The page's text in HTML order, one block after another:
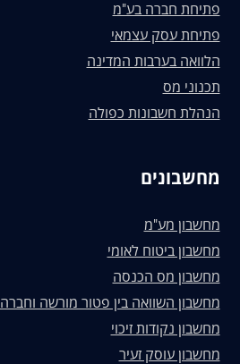
פתיחת חברה בע"מ
פתיחת עסק עצמאי
הלוואה בערבות המדינה
תכנוני מס
הנהלת חשבונות כפולה
מחשבונים
מחשבון מע"מ
מחשבון ביטוח לאומי
מחשבון מס הכנסה
מחשבון השוואה בין פטור מורשה וחברה
מחשבון נקודות זיכוי
מחשבון עוסק זעיר